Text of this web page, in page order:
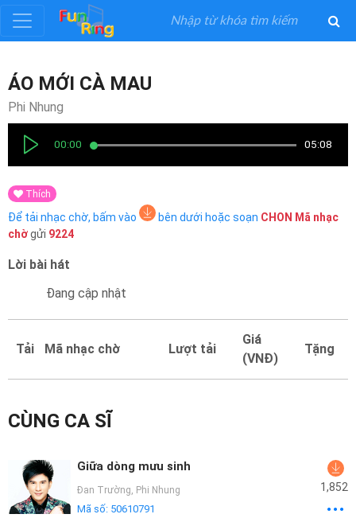
Đăng
ký
nhập
Thể
Loại
Nghệ
Mại
Dẫn
Funring
Doanh
Nghiệp
ÁO MỚI CÀ MAU
Phi Nhung
00:00 05:08
Thích
Để tải nhạc chờ, bấm vào bên dưới hoặc soạn CHON Mã nhạc
chờgửi 9224
Lời bài hát
Đang cập nhật
Tải Mã nhạc chờ Lượt tải
Giá
(VNĐ)
Tặng
CÙNG CA SĨ
Giữa dòng mưu sinh
Đan Trường, Phi Nhung
Mã số: 50610791
1,852